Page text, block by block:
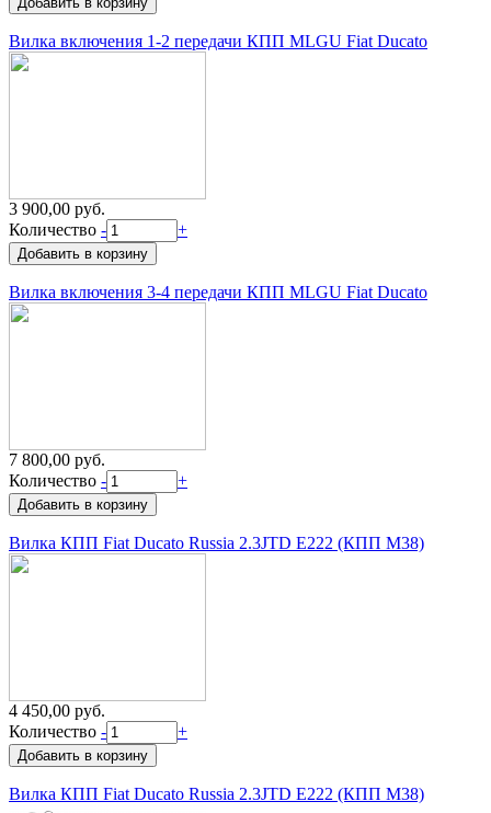
Вилка включения 1-2 передачи КПП MLGU Fiat Ducato
3 900,00 руб.
Количество - +
Вилка включения 3-4 передачи КПП MLGU Fiat Ducato
7 800,00 руб.
Количество - +
Вилка КПП Fiat Ducato Russia 2.3JTD Е222 (КПП M38)
4 450,00 руб.
Количество - +
Вилка КПП Fiat Ducato Russia 2.3JTD Е222 (КПП M38)